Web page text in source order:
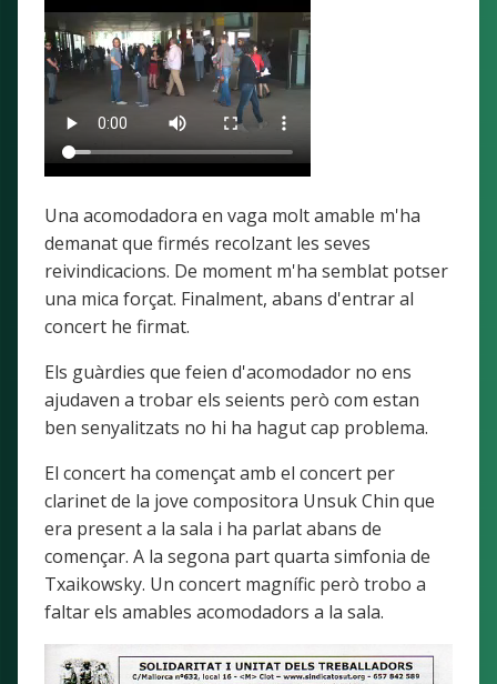
Una acomodadora en vaga molt amable m'ha
demanat que firmés recolzant les seves
reivindicacions. De moment m'ha semblat potser
una mica forçat. Finalment, abans d'entrar al
concert he firmat.
Els guàrdies que feien d'acomodador no ens
ajudaven a trobar els seients però com estan
ben senyalitzats no hi ha hagut cap problema.
El concert ha començat amb el concert per
clarinet de la jove compositora Unsuk Chin que
era present a la sala i ha parlat abans de
començar. A la segona part quarta simfonia de
Txaikowsky. Un concert magnífic però trobo a
faltar els amables acomodadors a la sala.